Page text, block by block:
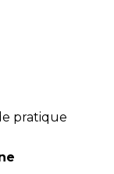
pratique